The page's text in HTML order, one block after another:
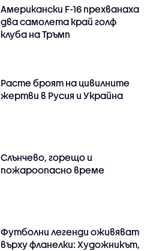
Американски F-16 прехванаха
два самолета край голф
клуба на Тръмп
Расте броят на цивилните
жертви в Русия и Украйна
Слънчево, горещо и
пожароопасно време
Футболни легенди оживяват
върху фланелки: Художникът,